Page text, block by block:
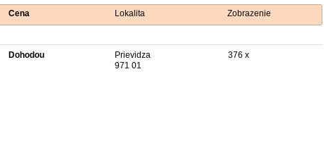
Cena Lokalita Zobrazenie
Dohodou
Prievidza
971 01
376 x